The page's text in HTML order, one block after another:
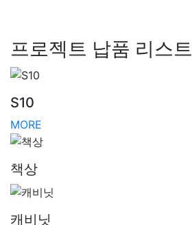
프로젝트 납품 리스트
S10
MORE
책상
캐비닛